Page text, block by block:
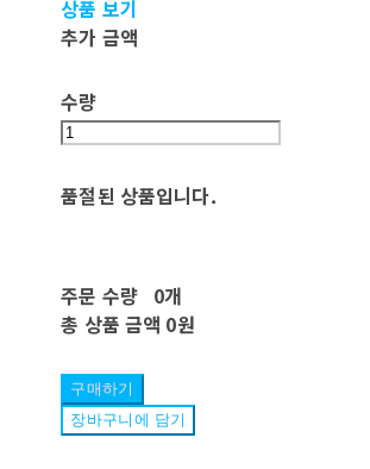
상품 보기
추가 금액
수량
품절된 상품입니다.
주문 수량 0개
총 상품 금액 0원
구매하기
장바구니에 담기